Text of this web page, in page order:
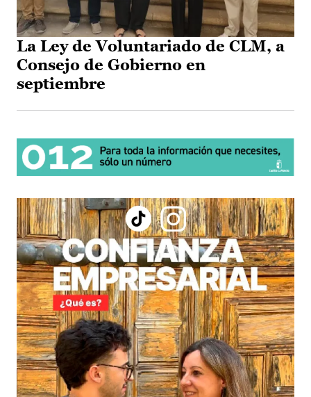
La Ley de Voluntariado de CLM, a
Consejo de Gobierno en
septiembre